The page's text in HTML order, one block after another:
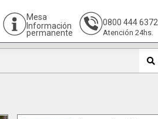
Mesa
Información
permanente
0800 444 6372
Atención 24hs.